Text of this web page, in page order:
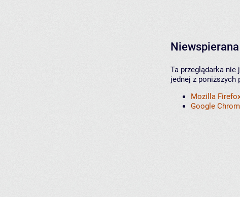
Ta przeglądarka nie
jednej z poniższych
Mozilla
Google